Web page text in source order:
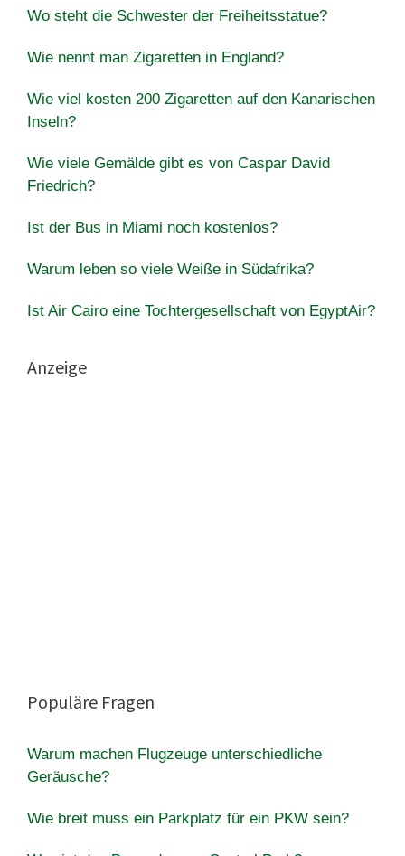
Wo steht die Schwester der Freiheitsstatue?
Wie nennt man Zigaretten in England?
Wie viel kosten 200 Zigaretten auf den Kanarischen
Inseln?
Wie viele Gemälde gibt es von Caspar David
Friedrich?
Ist der Bus in Miami noch kostenlos?
Warum leben so viele Weiße in Südafrika?
Ist Air Cairo eine Tochtergesellschaft von EgyptAir?
Anzeige
Populäre Fragen
Warum machen Flugzeuge unterschiedliche
Geräusche?
Wie breit muss ein Parkplatz für ein PKW sein?